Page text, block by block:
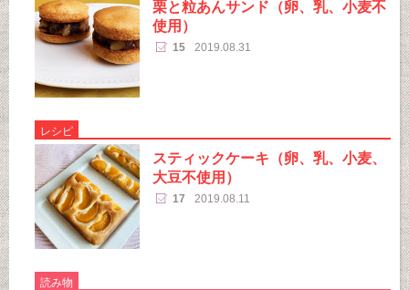
栗と粒あんサンド（卵、乳、小麦不
使用）
15 2019.08.31
レシピ
スティックケーキ（卵、乳、小麦、
大豆不使用）
17 2019.08.11
読み物